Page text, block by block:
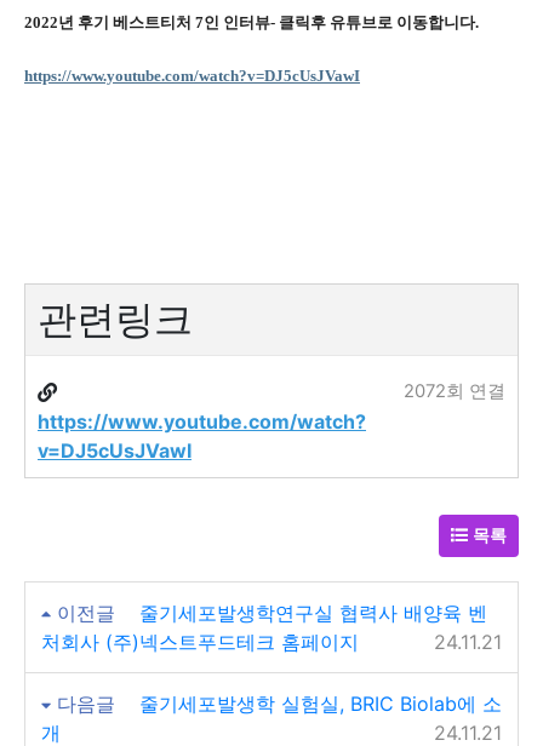
2022년 후기 베스트티처 7인 인터뷰- 클릭후 유튜브로 이동합니다.
https://www.youtube.com/watch?v=DJ5cUsJVawI
관련링크
https://www.youtube.com/watch?
v=DJ5cUsJVawI
2072회 연결
목록
이전글
줄기세포발생학연구실 협력사 배양육 벤
처회사 (주)넥스트푸드테크 홈페이지
24.11.21
다음글
줄기세포발생학 실험실, BRIC Biolab에 소
개
24.11.21